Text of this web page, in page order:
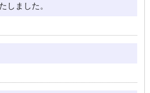
しました。